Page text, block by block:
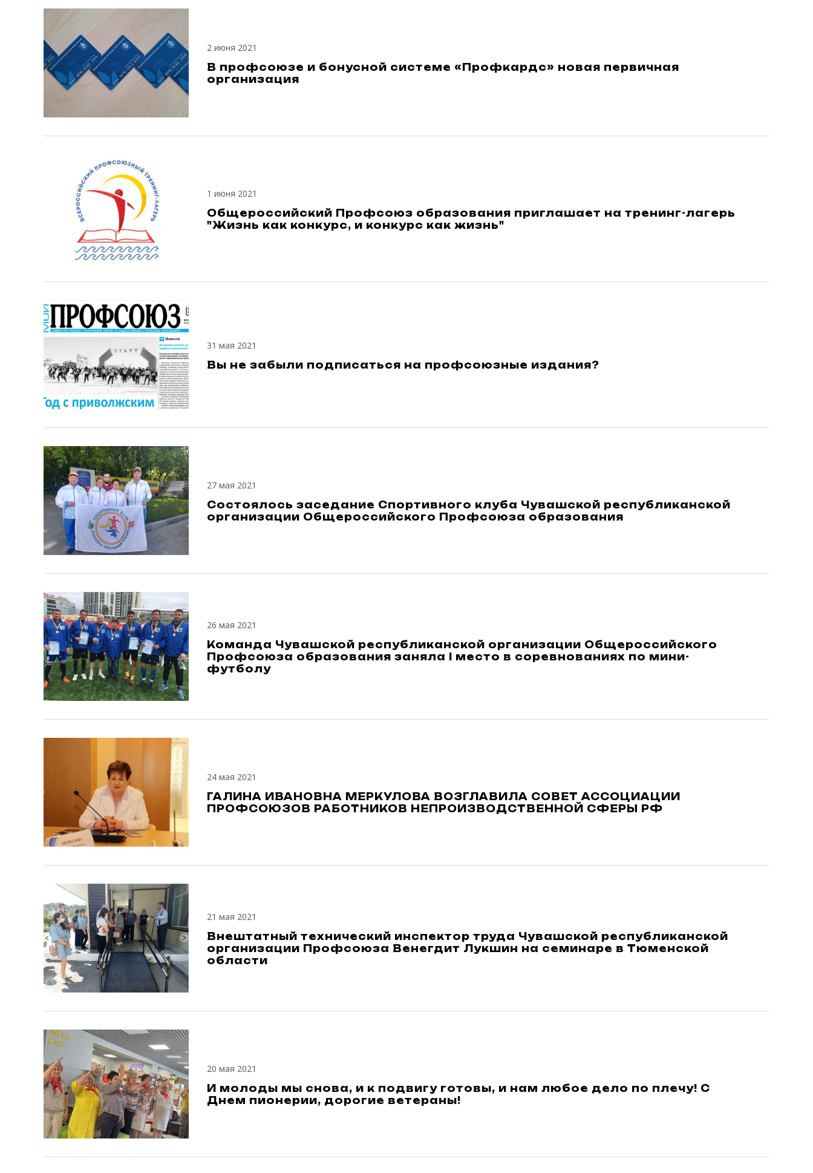
2 июня 2021
В профсоюзе и бонусной системе «Профкардс» новая первичная
организация
1 июня 2021
Общероссийский Профсоюз образования приглашает на тренинг-лагерь
"Жизнь как конкурс, и конкурс как жизнь"
31 мая 2021
Вы не забыли подписаться на профсоюзные издания?
27 мая 2021
Состоялось заседание Спортивного клуба Чувашской республиканской
организации Общероссийского Профсоюза образования
26 мая 2021
Команда Чувашской республиканской организации Общероссийского
Профсоюза образования заняла I место в соревнованиях по мини-
футболу
24 мая 2021
ГАЛИНА ИВАНОВНА МЕРКУЛОВА ВОЗГЛАВИЛА СОВЕТ АССОЦИАЦИИ
ПРОФСОЮЗОВ РАБОТНИКОВ НЕПРОИЗВОДСТВЕННОЙ СФЕРЫ РФ
21 мая 2021
Внештатный технический инспектор труда Чувашской республиканской
организации Профсоюза Венегдит Лукшин на семинаре в Тюменской
области
20 мая 2021
И молоды мы снова, и к подвигу готовы, и нам любое дело по плечу! С
Днем пионерии, дорогие ветераны!